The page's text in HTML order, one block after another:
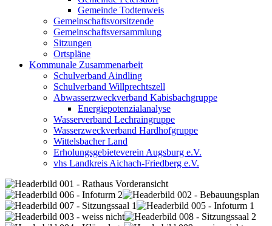
Gemeinde Todtenweis
Gemeinschaftsvorsitzende
Gemeinschaftsversammlung
Sitzungen
Ortspläne
Kommunale Zusammenarbeit
Schulverband Aindling
Schulverband Willprechtszell
Abwasserzweckverband Kabisbachgruppe
Energiepotenzialanalyse
Wasserverband Lechraingruppe
Wasserzweckverband Hardhofgruppe
Wittelsbacher Land
Erholungsgebieteverein Augsburg e.V.
vhs Landkreis Aichach-Friedberg e.V.